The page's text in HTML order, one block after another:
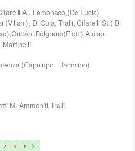
A., Lomonaco,(De Lucia)
(Villani), Di Cuia, Tralli, Cifarelli St.( Di
A disp.
Martinelli
(Capolupo – Iacovino)
M. Ammoniti Tralli.